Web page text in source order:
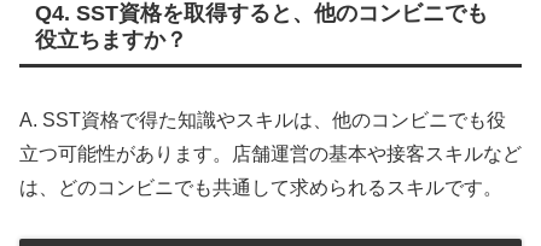
Q4. SST資格を取得すると、他のコンビニでも
役立ちますか？
A. SST資格で得た知識やスキルは、他のコンビニでも役
立つ可能性があります。店舗運営の基本や接客スキルなど
は、どのコンビニでも共通して求められるスキルです。